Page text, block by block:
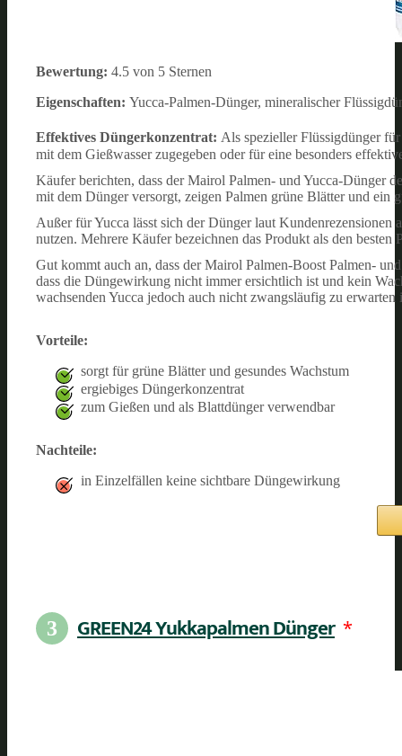
Bewertung: 4.5 von 5 Sternen
Eigenschaften: Yucca-Palmen-Dünger, mineralischer
Effektives Düngerkonzentrat: Als spezieller Flüssigdünger
mit dem Gießwasser zugegeben oder für eine besonders
Käufer berichten, dass der Mairol Palmen- und Yucca-Dünger
mit dem Dünger versorgt, zeigen Palmen grüne Blätter und ein
Außer für Yucca lässt sich der Dünger laut
nutzen. Mehrere Käufer bezeichnen das Produkt als den besten
Gut kommt auch an, dass der Mairol Palmen-Boost Palmen-
dass die Düngewirkung nicht immer ersichtlich ist und kein
wachsenden Yucca jedoch auch nicht zwangsläufig zu erwarten
Vorteile:
sorgt für grüne Blätter und gesundes Wachstum
ergiebiges Düngerkonzentrat
zum Gießen und als Blattdünger verwendbar
Nachteile:
in Einzelfällen keine sichtbare Düngewirkung
3 GREEN24 Yukkapalmen Dünger *